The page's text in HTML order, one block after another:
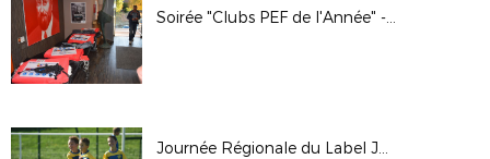
Soirée "Clubs PEF de l'Année" - 5 Octobre 2018
Journée Régionale du Label Jeunes FFF 2018